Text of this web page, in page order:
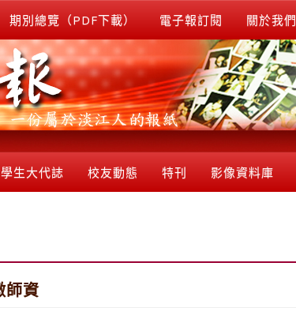
期別總覽（PDF下載） 電子報訂閱 關於我們
學生大代誌 校友動態 特刊 影像資料庫
師資